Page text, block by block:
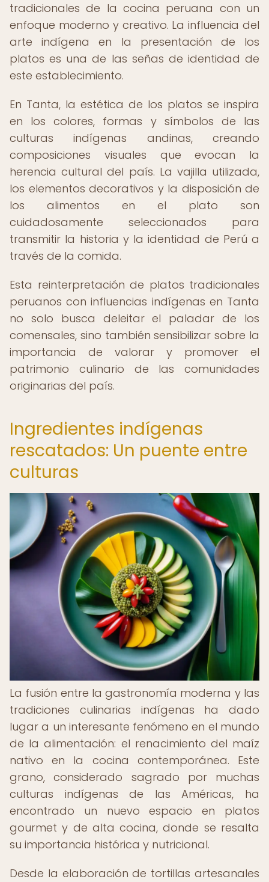
tradicionales de la cocina peruana con un
enfoque moderno y creativo. La influencia del
arte indígena en la presentación de los
platos es una de las señas de identidad de
este establecimiento.
En Tanta, la estética de los platos se inspira
en los colores, formas y símbolos de las
culturas indígenas andinas, creando
composiciones visuales que evocan la
herencia cultural del país. La vajilla utilizada,
los elementos decorativos y la disposición de
los alimentos en el plato son
cuidadosamente seleccionados para
transmitir la historia y la identidad de Perú a
través de la comida.
Esta reinterpretación de platos tradicionales
peruanos con influencias indígenas en Tanta
no solo busca deleitar el paladar de los
comensales, sino también sensibilizar sobre la
importancia de valorar y promover el
patrimonio culinario de las comunidades
originarias del país.
Ingredientes indígenas
rescatados: Un puente entre
culturas
La fusión entre la gastronomía moderna y las
tradiciones culinarias indígenas ha dado
lugar a un interesante fenómeno en el mundo
de la alimentación: el renacimiento del maíz
nativo en la cocina contemporánea. Este
grano, considerado sagrado por muchas
culturas indígenas de las Américas, ha
encontrado un nuevo espacio en platos
gourmet y de alta cocina, donde se resalta
su importancia histórica y nutricional.
Desde la elaboración de tortillas artesanales